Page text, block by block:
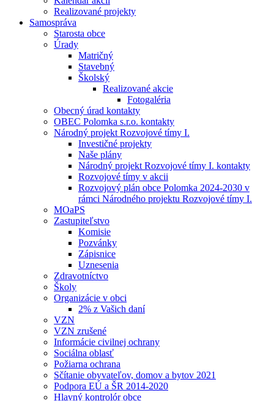
Realizované projekty
Samospráva
Starosta obce
Úrady
Matričný
Stavebný
Školský
Realizované akcie
Fotogaléria
Obecný úrad kontakty
OBEC Polomka s.r.o. kontakty
Národný projekt Rozvojové tímy I.
Investičné projekty
Naše plány
Národný projekt Rozvojové tímy I. kontakty
Rozvojové tímy v akcii
Rozvojový plán obce Polomka 2024-2030 v
rámci Národného projektu Rozvojové tímy I.
MOaPS
Zastupiteľstvo
Komisie
Pozvánky
Zápisnice
Uznesenia
Zdravotníctvo
Školy
Organizácie v obci
2% z Vašich daní
VZN
VZN zrušené
Informácie civilnej ochrany
Sociálna oblasť
Požiarna ochrana
Sčítanie obyvateľov, domov a bytov 2021
Podpora EÚ a ŠR 2014-2020
Hlavný kontrolór obce